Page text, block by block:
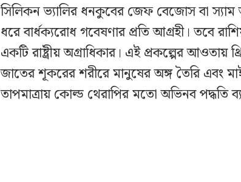
সিলিকন ভ্যালির ধনকুবের জেফ বেজোস বা স্যাম
ধরে বার্ধক্যরোধ গবেষণার প্রতি আগ্রহী। তবে
একটি রাষ্ট্রীয় অগ্রাধিকার। এই প্রকল্পের আওতায়
জাতের শূকরের শরীরে মানুষের অঙ্গ তৈরি এবং
তাপমাত্রায় কোল্ড থেরাপির মতো অভিনব পদ্ধতি